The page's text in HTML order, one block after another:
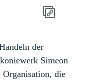
der
Simeon
Organisation, die